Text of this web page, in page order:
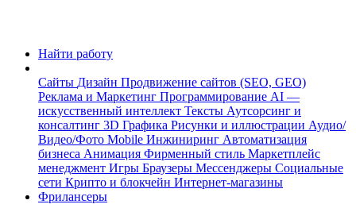
Найти работу
Сайты Дизайн Продвижение сайтов (SEO, GEO)
Реклама и Маркетинг Программирование AI —
искусственный интеллект Тексты Аутсорсинг и
консалтинг 3D Графика Рисунки и иллюстрации Аудио/
Видео/Фото Mobile Инжиниринг Автоматизация
бизнеса Анимация Фирменный стиль Маркетплейс
менеджмент Игры Браузеры Мессенджеры Социальные
сети Крипто и блокчейн Интернет-магазины
Фрилансеры